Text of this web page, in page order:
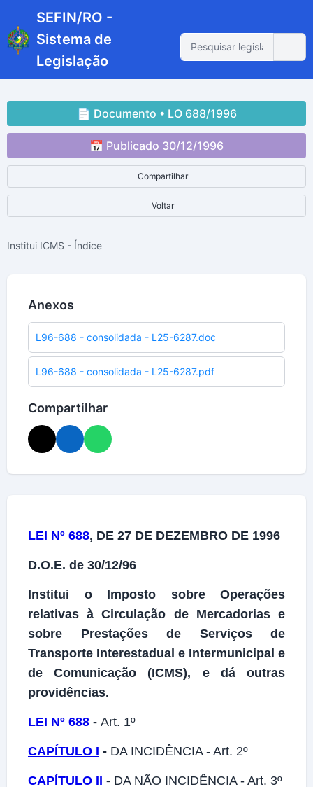
SEFIN/RO -
Sistema de
Legislação
📄 Documento • LO 688/1996
📅 Publicado 30/12/1996
Compartilhar
Voltar
Institui ICMS - Índice
Anexos
L96-688 - consolidada - L25-6287.doc
L96-688 - consolidada - L25-6287.pdf
Compartilhar